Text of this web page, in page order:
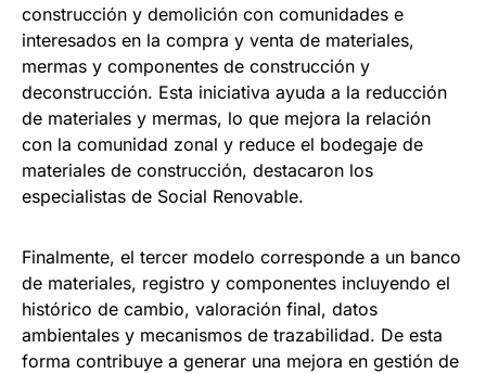
construcción y demolición con comunidades e
interesados en la compra y venta de materiales,
mermas y componentes de construcción y
deconstrucción. Esta iniciativa ayuda a la reducción
de materiales y mermas, lo que mejora la relación
con la comunidad zonal y reduce el bodegaje de
materiales de construcción, destacaron los
especialistas de Social Renovable.
Finalmente, el tercer modelo corresponde a un banco
de materiales, registro y componentes incluyendo el
histórico de cambio, valoración final, datos
ambientales y mecanismos de trazabilidad. De esta
forma contribuye a generar una mejora en gestión de